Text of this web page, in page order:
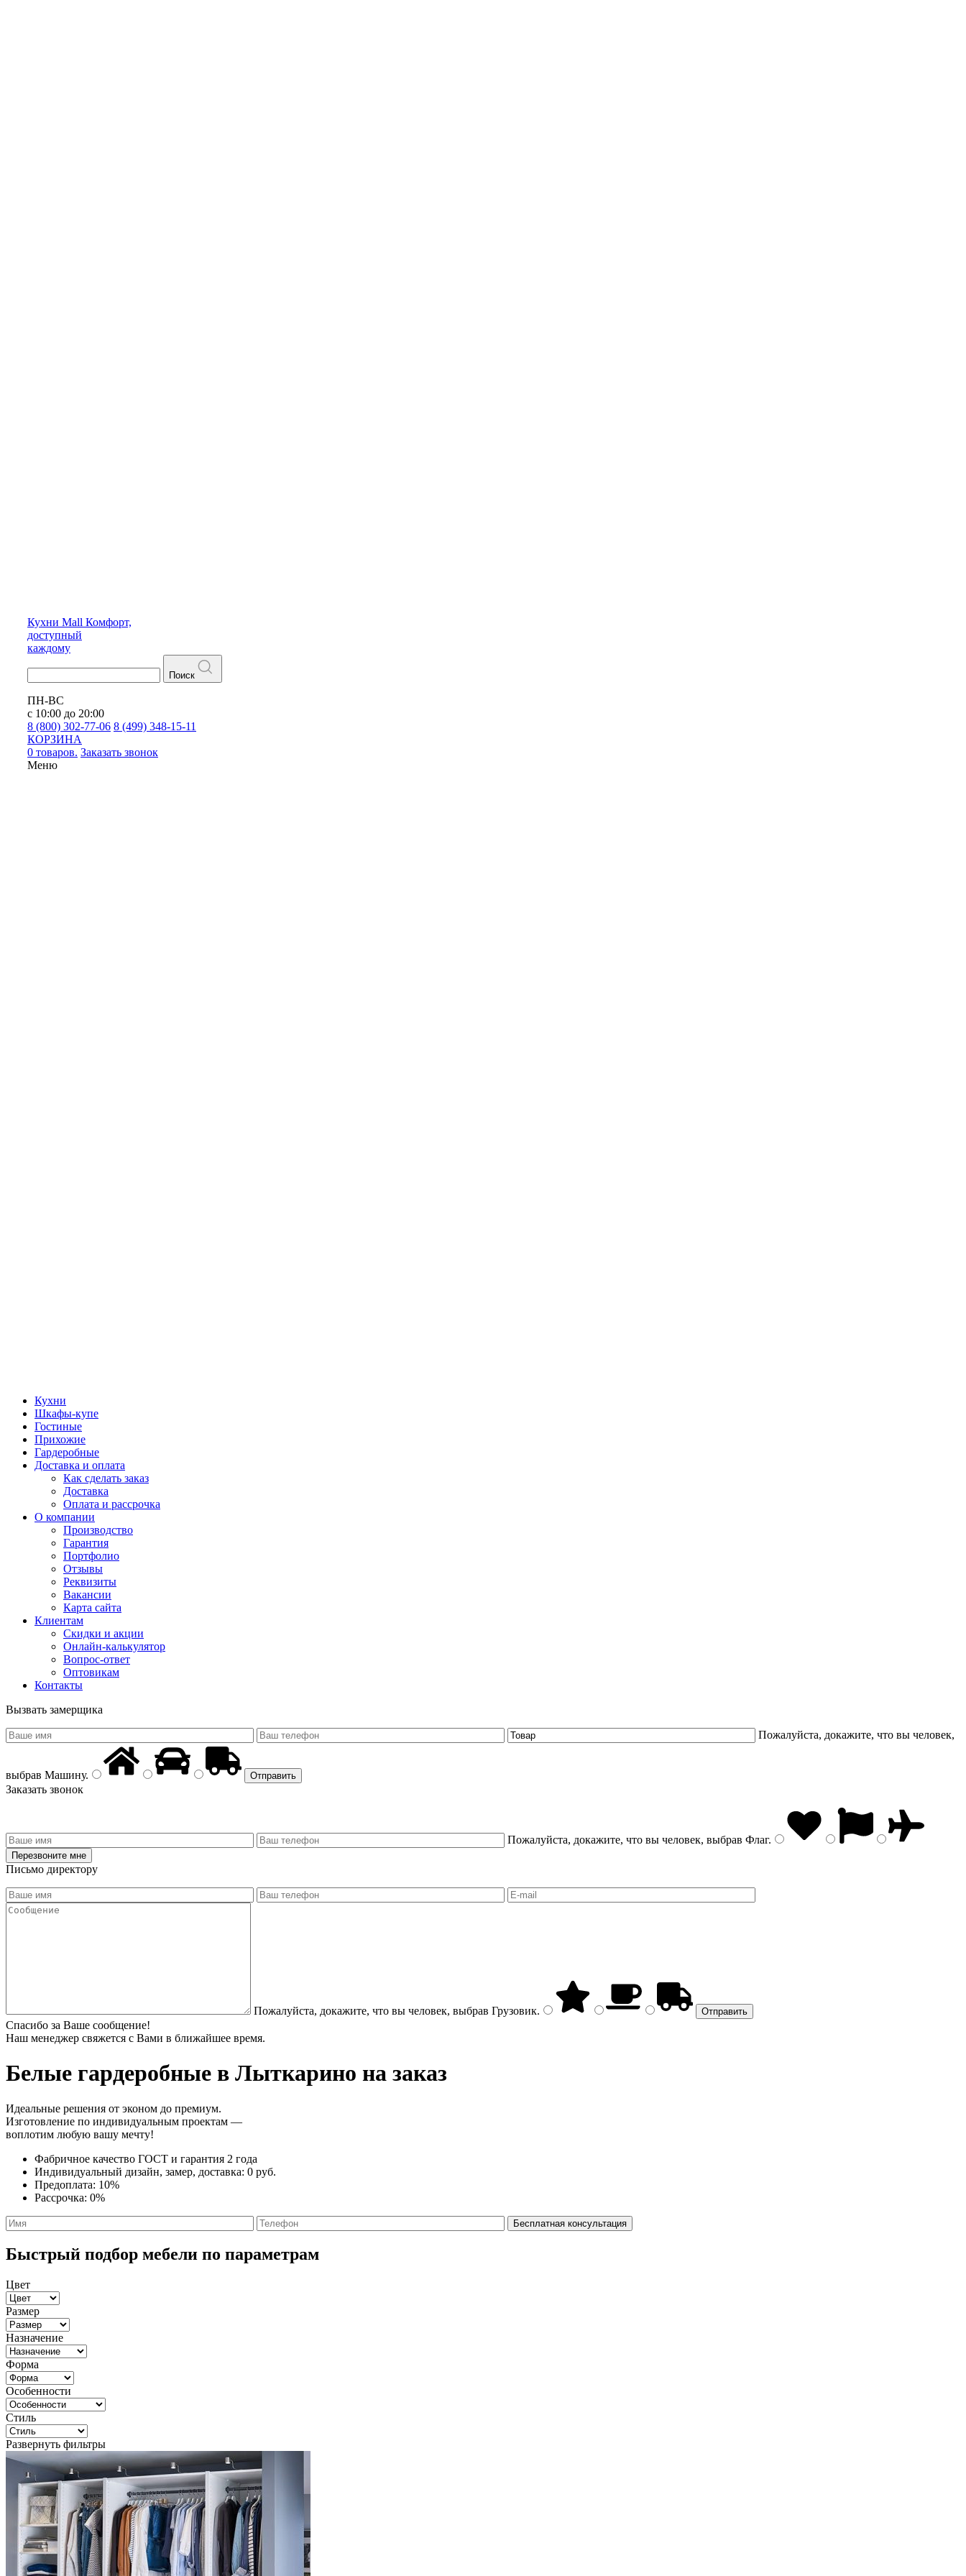
Кухни Mall Комфорт,
доступный
каждому
Поиск
ПН-ВС
с 10:00 до 20:00
8 (800) 302-77-06 8 (499) 348-15-11
КОРЗИНА
0 товаров. Заказать звонок
Меню
Кухни
Шкафы-купе
Гостиные
Прихожие
Гардеробные
Доставка и оплата
Как сделать заказ
Доставка
Оплата и рассрочка
О компании
Производство
Гарантия
Портфолио
Отзывы
Реквизиты
Вакансии
Карта сайта
Клиентам
Скидки и акции
Онлайн-калькулятор
Вопрос-ответ
Оптовикам
Контакты
Вызвать замерщика
Пожалуйста, докажите, что вы человек,
выбрав Машину.
Заказать звонок
Пожалуйста, докажите, что вы человек, выбрав Флаг.
Письмо директору
Пожалуйста, докажите, что вы человек, выбрав Грузовик.
Спасибо за Ваше сообщение!
Наш менеджер свяжется с Вами в ближайшее время.
Белые гардеробные в Лыткарино на заказ
Идеальные решения от эконом до премиум.
Изготовление по индивидуальным проектам —
воплотим любую вашу мечту!
Фабричное качество ГОСТ и гарантия 2 года
Индивидуальный дизайн, замер, доставка: 0 руб.
Предоплата: 10%
Рассрочка: 0%
Быстрый подбор мебели по параметрам
Цвет
Размер
Назначение
Форма
Особенности
Стиль
Развернуть фильтры